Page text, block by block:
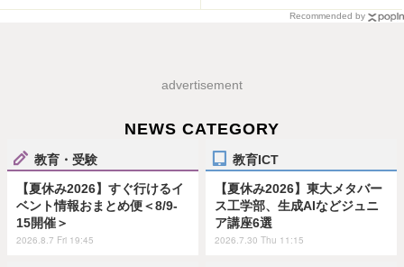
Recommended by
advertisement
NEWS CATEGORY
教育・受験
【夏休み2026】すぐ行けるイ
ベント情報おまとめ便＜8/9-
15開催＞
2026.8.7 Fri 19:45
教育ICT
【夏休み2026】東大メタバー
ス工学部、生成AIなどジュニ
ア講座6選
2026.7.30 Thu 11:15